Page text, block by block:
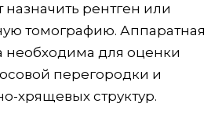
рентген или
томографию. Аппаратная
необходима для оценки
перегородки и
хрящевых структур.